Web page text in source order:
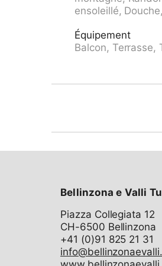
commun). Accès en
sus) près de la
bus "Bus Nr. 12" 200
Terrain de golf (18
lacs connus sont
vacances. La
ensoleillé,
Équipement
Balcon, Terrasse,
Bellinzona e Valli
Piazza Collegiata 12
CH-6500 Bellinzona